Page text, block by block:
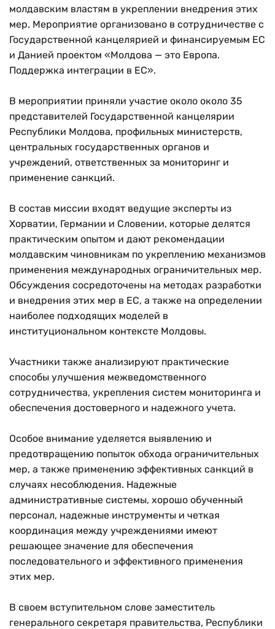
молдавским властям в укреплении внедрения этих
мер. Мероприятие организовано в сотрудничестве с
Государственной канцелярией и финансируемым ЕС
и Данией проектом «Молдова — это Европа.
Поддержка интеграции в ЕС».
В мероприятии приняли участие около около 35
представителей Государственной канцелярии
Республики Молдова, профильных министерств,
центральных государственных органов и
учреждений, ответственных за мониторинг и
применение санкций.
В состав миссии входят ведущие эксперты из
Хорватии, Германии и Словении, которые делятся
практическим опытом и дают рекомендации
молдавским чиновникам по укреплению механизмов
применения международных ограничительных мер.
Обсуждения сосредоточены на методах разработки
и внедрения этих мер в ЕС, а также на определении
наиболее подходящих моделей в
институциональном контексте Молдовы.
Участники также анализируют практические
способы улучшения межведомственного
сотрудничества, укрепления систем мониторинга и
обеспечения достоверного и надежного учета.
Особое внимание уделяется выявлению и
предотвращению попыток обхода ограничительных
мер, а также применению эффективных санкций в
случаях несоблюдения. Надежные
административные системы, хорошо обученный
персонал, надежные инструменты и четкая
координация между учреждениями имеют
решающее значение для обеспечения
последовательного и эффективного применения
этих мер.
В своем вступительном слове заместитель
генерального секретаря правительства, Республики